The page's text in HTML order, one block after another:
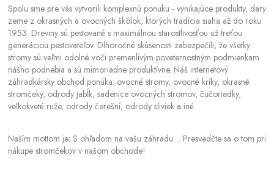
Spolu sme pre vás vytvorili komplexnú ponuku - vynikajúce produkty, dary
zeme z okrasných a ovocných škôlok, ktorých tradícia siaha až do roku
1953. Dreviny sú pestované s maximálnou starostlivosťou už treťou
generáciou pestovateľov. Dlhoročné skúsenosti zabezpečili, že všetky
stromy sú veľmi odolné voči premenlivým poveternostným podmienkam
nášho podnebia a sú mimoriadne produktívne. Náš internetový
záhradkársky obchod ponúka: ovocné stromy, ovocné kríky, okrasné
stromčeky, odrody jabĺk, sadenice ovocných stromov, čučoriedky,
veľkokveté ruže, odrody čerešní, odrody sliviek a iné.
.
Naším mottom je: S ohľadom na vašu záhradu.... Presvedčte sa o tom pri
nákupe stromčekov v našom obchode!